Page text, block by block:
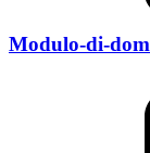
Modulo-di-